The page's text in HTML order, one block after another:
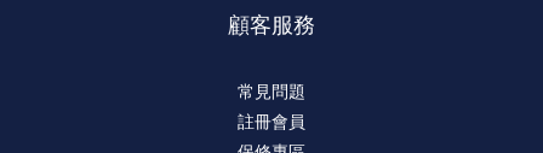
顧客服務
常見問題
註冊會員